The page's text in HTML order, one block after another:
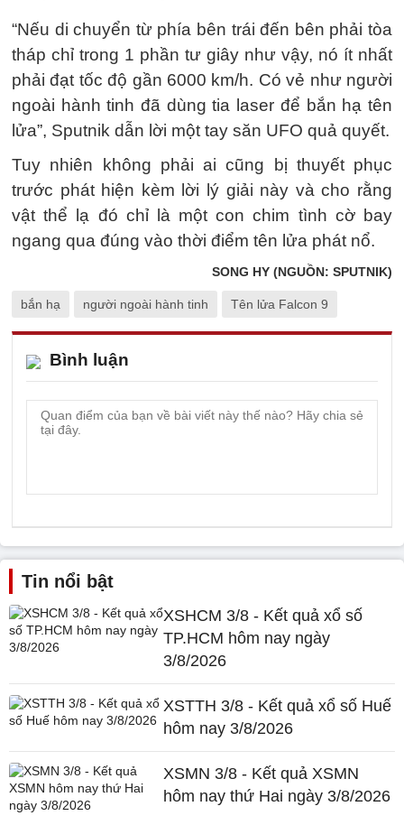
“Nếu di chuyển từ phía bên trái đến bên phải tòa
tháp chỉ trong 1 phần tư giây như vậy, nó ít nhất
phải đạt tốc độ gần 6000 km/h. Có vẻ như người
ngoài hành tinh đã dùng tia laser để bắn hạ tên
lửa”, Sputnik dẫn lời một tay săn UFO quả quyết.
Tuy nhiên không phải ai cũng bị thuyết phục
trước phát hiện kèm lời lý giải này và cho rằng
vật thể lạ đó chỉ là một con chim tình cờ bay
ngang qua đúng vào thời điểm tên lửa phát nổ.
SONG HY (NGUỒN: SPUTNIK)
bắn hạ người ngoài hành tinh Tên lửa Falcon 9
Bình luận
Tin nổi bật
XSHCM 3/8 - Kết quả xổ số
TP.HCM hôm nay ngày
3/8/2026
XSTTH 3/8 - Kết quả xổ số Huế
hôm nay 3/8/2026
XSMN 3/8 - Kết quả XSMN
hôm nay thứ Hai ngày 3/8/2026